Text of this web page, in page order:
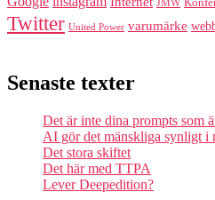
JMW
Twitter United Power varumärke
Senaste texter
Det är inte dina prompts som
AI gör det mänskliga synligt i
Det stora skiftet
Det här med TTPA
Lever Deepedition?